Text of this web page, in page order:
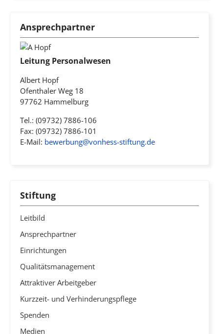
Ansprechpartner
Leitung Personalwesen
Albert Hopf
Ofenthaler Weg 18
97762 Hammelburg
Tel.: (09732) 7886-106
Fax: (09732) 7886-101
E-Mail: bewerbung@vonhess-stiftung.de
Stiftung
Leitbild
Ansprechpartner
Einrichtungen
Qualitätsmanagement
Attraktiver Arbeitgeber
Kurzzeit- und Verhinderungspflege
Spenden
Medien